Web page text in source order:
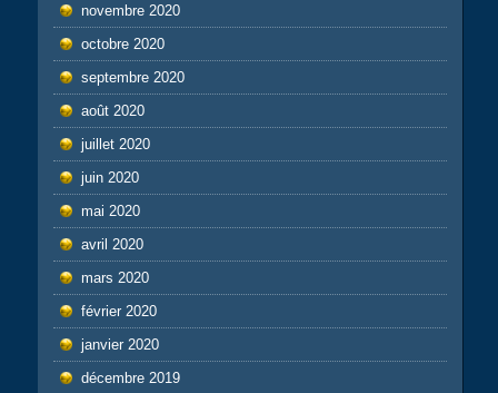
novembre 2020
octobre 2020
septembre 2020
août 2020
juillet 2020
juin 2020
mai 2020
avril 2020
mars 2020
février 2020
janvier 2020
décembre 2019